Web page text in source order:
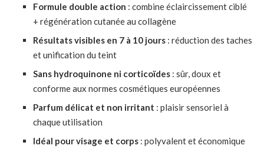
Formule double action : combine éclaircissement ciblé
+ régénération cutanée au collagène
Résultats visibles en 7 à 10 jours : réduction des taches
et unification du teint
Sans hydroquinone ni corticoïdes : sûr, doux et
conforme aux normes cosmétiques européennes
Parfum délicat et non irritant : plaisir sensoriel à
chaque utilisation
Idéal pour visage et corps : polyvalent et économique